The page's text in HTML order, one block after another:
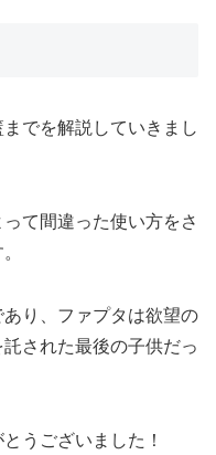
でを解説していきまし
て間違った使い方をさ
り、ファプタは欲望の
された最後の子供だっ
うございました！